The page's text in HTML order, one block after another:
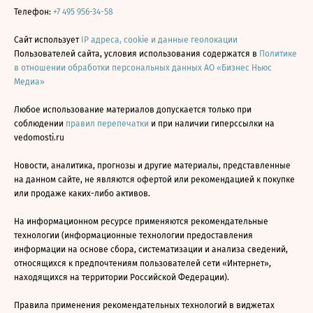
Телефон: +7 495 956-34-58
Сайт использует IP адреса, cookie и данные геолокации
Пользователей сайта, условия использования содержатся в Политике
в отношении обработки персональных данных АО «Бизнес Ньюс
Медиа»
Любое использование материалов допускается только при
соблюдении правил перепечатки и при наличии гиперссылки на
vedomosti.ru
Новости, аналитика, прогнозы и другие материалы, представленные
на данном сайте, не являются офертой или рекомендацией к покупке
или продаже каких-либо активов.
На информационном ресурсе применяются рекомендательные
технологии (информационные технологии предоставления
информации на основе сбора, систематизации и анализа сведений,
относящихся к предпочтениям пользователей сети «Интернет»,
находящихся на территории Российской Федерации).
Правила применения рекомендательных технологий в виджетах